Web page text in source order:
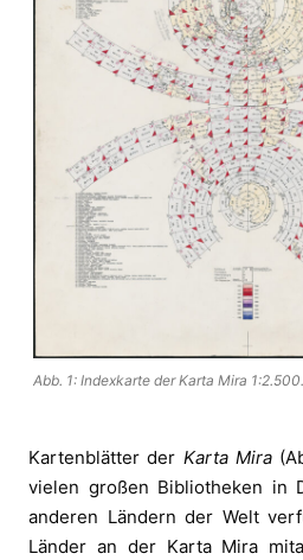
Abb. 1: Indexkarte der Karta Mira
Kartenblätter der Karta Mira
vielen großen Bibliotheken in
anderen Ländern der Welt
Länder an der Karta Mira